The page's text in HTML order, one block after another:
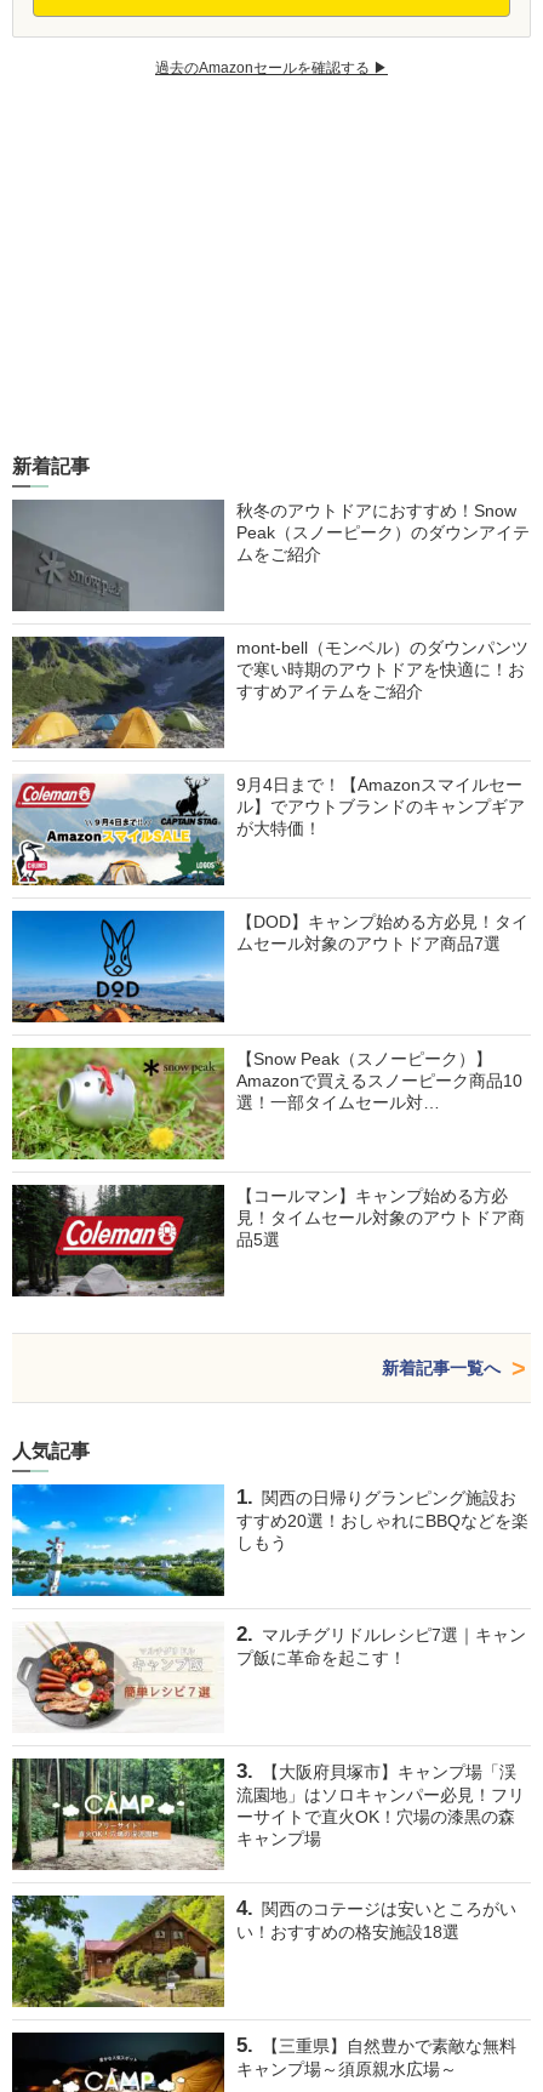
過去のAmazonセールを確認する ▶︎
新着記事
秋冬のアウトドアにおすすめ！Snow
Peak（スノーピーク）のダウンアイテ
ムをご紹介
mont-bell（モンベル）のダウンパンツ
で寒い時期のアウトドアを快適に！お
すすめアイテムをご紹介
9月4日まで！【Amazonスマイルセー
ル】でアウトブランドのキャンプギア
が大特価！
【DOD】キャンプ始める方必見！タイ
ムセール対象のアウトドア商品7選
【Snow Peak（スノーピーク）】
Amazonで買えるスノーピーク商品10
選！一部タイムセール対…
【コールマン】キャンプ始める方必
見！タイムセール対象のアウトドア商
品5選
新着記事一覧へ
人気記事
関西の日帰りグランピング施設お
すすめ20選！おしゃれにBBQなどを楽
しもう
マルチグリドルレシピ7選｜キャン
プ飯に革命を起こす！
【大阪府貝塚市】キャンプ場「渓
流園地」はソロキャンパー必見！フリ
ーサイトで直火OK！穴場の漆黒の森
キャンプ場
関西のコテージは安いところがい
い！おすすめの格安施設18選
【三重県】自然豊かで素敵な無料
キャンプ場～須原親水広場～